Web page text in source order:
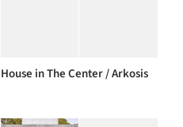
House in The Center / Arkosis